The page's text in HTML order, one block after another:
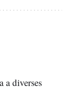
a diverses